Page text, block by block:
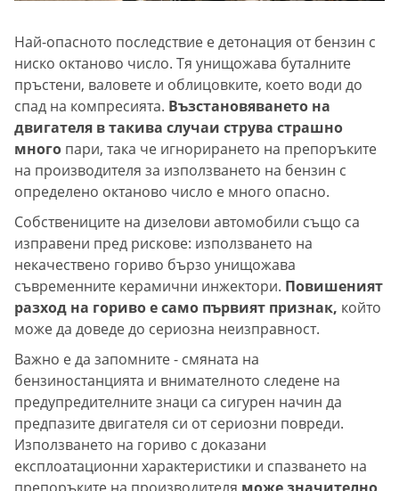
Най-опасното последствие е детонация от бензин с
ниско октаново число. Тя унищожава буталните
пръстени, валовете и облицовките, което води до
спад на компресията. Възстановяването на
двигателя в такива случаи струва страшно
много пари, така че игнорирането на препоръките
на производителя за използването на бензин с
определено октаново число е много опасно.
Собствениците на дизелови автомобили също са
изправени пред рискове: използването на
некачествено гориво бързо унищожава
съвременните керамични инжектори. Повишеният
разход на гориво е само първият признак, който
може да доведе до сериозна неизправност.
Важно е да запомните - смяната на
бензиностанцията и внимателното следене на
предупредителните знаци са сигурен начин да
предпазите двигателя си от сериозни повреди.
Използването на гориво с доказани
експлоатационни характеристики и спазването на